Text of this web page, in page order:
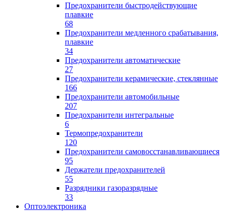
Предохранители быстродействующие
плавкие
68
Предохранители медленного срабатывания,
плавкие
34
Предохранители автоматические
27
Предохранители керамические, стеклянные
166
Предохранители автомобильные
207
Предохранители интегральные
6
Термопредохранители
120
Предохранители самовосстанавливающиеся
95
Держатели предохранителей
55
Разрядники газоразрядные
33
Оптоэлектроника